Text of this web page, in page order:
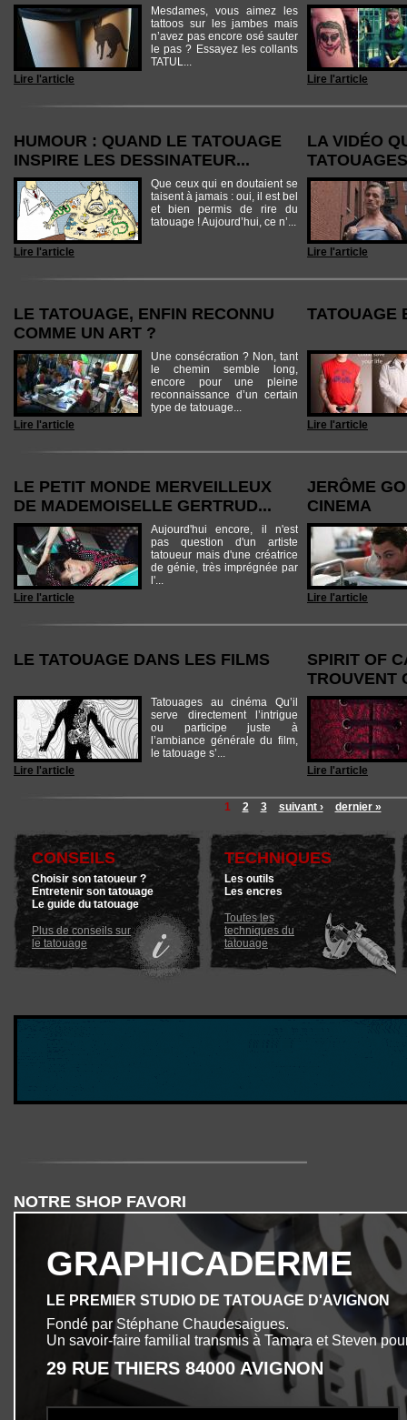
Mesdames, vous aimez les
tattoos sur les jambes mais
n’avez pas encore osé sauter
le pas ? Essayez les collants
TATUL...
Lire l'article
Lire l'article
HUMOUR : QUAND LE TATOUAGE
INSPIRE LES DESSINATEUR...
Que ceux qui en doutaient se
taisent à jamais : oui, il est bel
et bien permis de rire du
tatouage ! Aujourd’hui, ce n’...
Lire l'article
LA VIDÉO
Lire l'article
LE TATOUAGE, ENFIN RECONNU
COMME UN ART ?
Une consécration ? Non, tant
le chemin semble long,
encore pour une pleine
reconnaissance d’un certain
type de tatouage...
Lire l'article
TATOUAGE
Lire l'article
LE PETIT MONDE MERVEILLEUX
DE MADEMOISELLE GERTRUD...
Aujourd'hui encore, il n'est
pas question d'un artiste
tatoueur mais d'une créatrice
de génie, très imprégnée par
l'...
Lire l'article
JERÔME
CINEMA
Lire l'article
LE TATOUAGE DANS LES FILMS
Tatouages au cinéma Qu’il
serve directement l’intrigue
ou participe juste à
l’ambiance générale du film,
le tatouage s’...
Lire l'article
SPIRIT OF
TROUVENT
Lire l'article
1 2 3 suivant › dernier »
CONSEILS
Choisir son tatoueur ?
Entretenir son tatouage
Le guide du tatouage
Plus de conseils sur
le tatouage
TECHNIQUES
Les outils
Les encres
Toutes les
techniques du
tatouage
NOTRE SHOP FAVORI
GRAPHICADERME
LE PREMIER STUDIO DE TATOUAGE D'AVIGNON
Fondé par Stéphane Chaudesaigues.
Un savoir-faire familial transmis à Tamara et Steven
29 RUE THIERS 84000 AVIGNON